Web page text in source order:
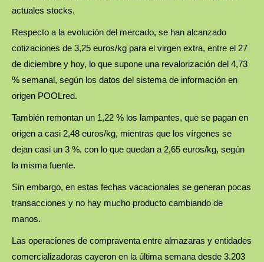
actuales stocks.
Respecto a la evolución del mercado, se han alcanzado
cotizaciones de 3,25 euros/kg para el virgen extra, entre el 27
de diciembre y hoy, lo que supone una revalorización del 4,73
% semanal, según los datos del sistema de información en
origen POOLred.
También remontan un 1,22 % los lampantes, que se pagan en
origen a casi 2,48 euros/kg, mientras que los vírgenes se
dejan casi un 3 %, con lo que quedan a 2,65 euros/kg, según
la misma fuente.
Sin embargo, en estas fechas vacacionales se generan pocas
transacciones y no hay mucho producto cambiando de
manos.
Las operaciones de compraventa entre almazaras y entidades
comercializadoras cayeron en la última semana desde 3.203